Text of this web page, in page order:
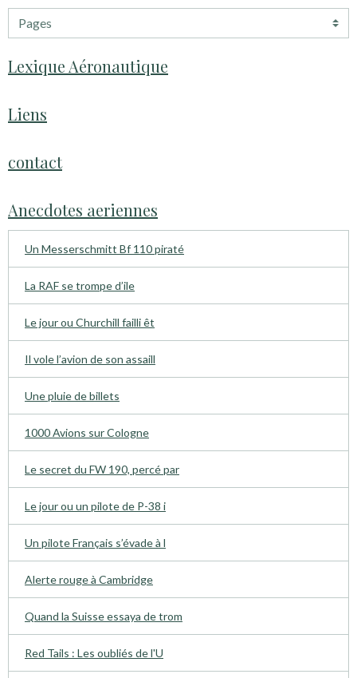
Lexique Aéronautique
Liens
contact
Anecdotes aeriennes
Un Messerschmitt Bf 110 piraté
La RAF se trompe d’ile
Le jour ou Churchill failli êt
Il vole l’avion de son assaill
Une pluie de billets
1000 Avions sur Cologne
Le secret du FW 190, percé par
Le jour ou un pilote de P-38 i
Un pilote Français s’évade à l
Alerte rouge à Cambridge
Quand la Suisse essaya de trom
Red Tails : Les oubliés de l'U